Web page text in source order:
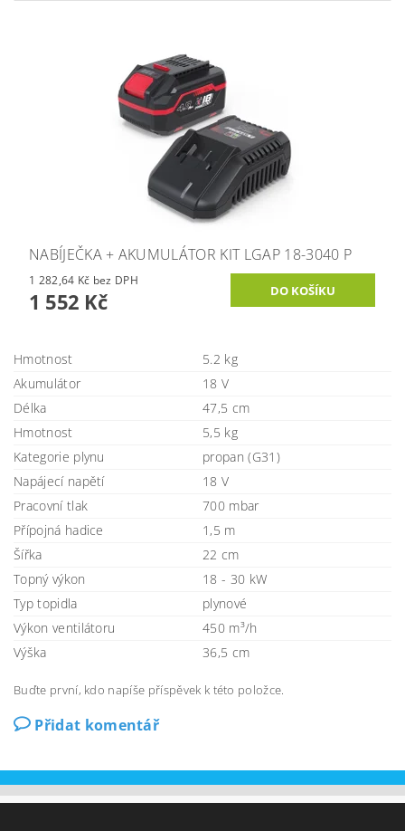
NABÍJEČKA + AKUMULÁTOR KIT LGAP 18-3040 P
1 282,64 Kč bez DPH
1 552 Kč
Hmotnost
5.2 kg
Akumulátor
18 V
Délka
47,5 cm
Hmotnost
5,5 kg
Kategorie plynu
propan (G31)
Napájecí napětí
18 V
Pracovní tlak
700 mbar
Přípojná hadice
1,5 m
Šířka
22 cm
Topný výkon
18 - 30 kW
Typ topidla
plynové
Výkon ventilátoru
450 m³/h
Výška
36,5 cm
Buďte první, kdo napíše příspěvek k této položce.
Přidat komentář